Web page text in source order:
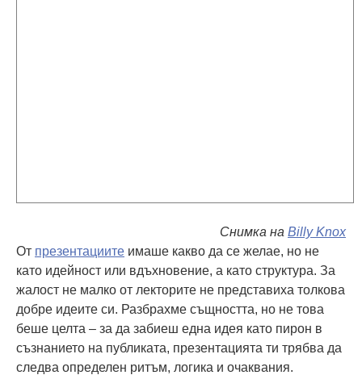
Снимка на Billy Knox
От презентациите имаше какво да се желае, но не
като идейност или вдъхновение, а като структура. За
жалост не малко от лекторите не представиха толкова
добре идеите си. Разбрахме същността, но не това
беше целта – за да забиеш една идея като пирон в
съзнанието на публиката, презентацията ти трябва да
следва определен ритъм, логика и очаквания.